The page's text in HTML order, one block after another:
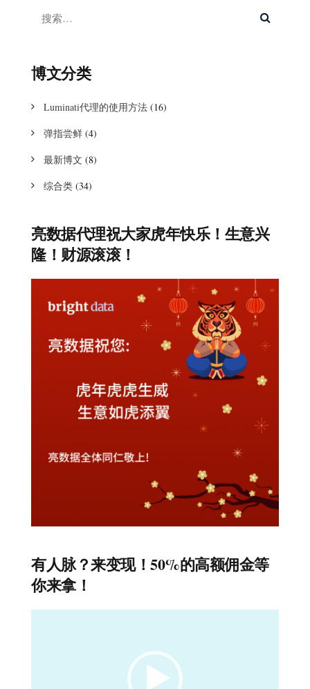
博文分类
Luminati代理的使用方法 (16)
弹指尝鲜 (4)
最新博文 (8)
综合类 (34)
亮数据代理祝大家虎年快乐！生意兴
隆！财源滚滚！
有人脉？来变现！50%的高额佣金等
你来拿！